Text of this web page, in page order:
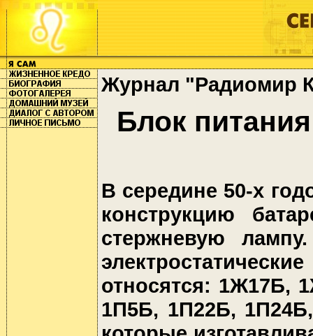
Журнал "Радиомир
Блок
В середине 50-х
конструкцию
стержневую
относятся: 1Ж17Б,
1П5Б, 1П22Б,